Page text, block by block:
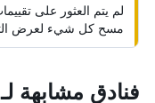
لم يتم العثور على
مسح كل شيء لعرض